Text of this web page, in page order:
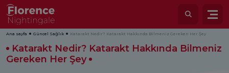
Ana sayfa Güncel Sağlık Katarakt Nedir? Katarakt Hakkında Bilmeniz Gereken Her Şey
Katarakt Nedir? Katarakt Hakkında Bilmeniz
Gereken Her Şey